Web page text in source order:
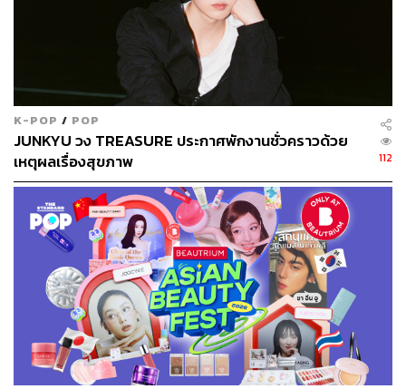
K-POP / POP
JUNKYU วง TREASURE ประกาศพักงานชั่วคราวด้วย
เหตุผลเรื่องสุขภาพ
112